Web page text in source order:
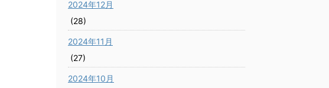
2024年12月
(28)
2024年11月
(27)
2024年10月